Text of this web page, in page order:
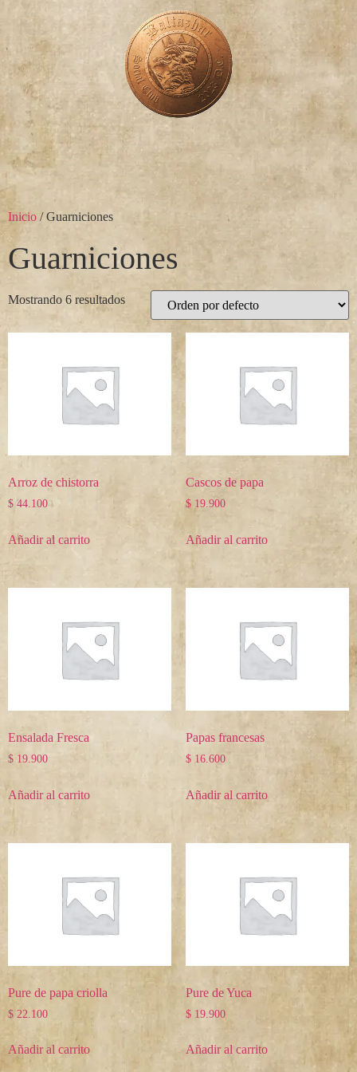
Inicio / Guarniciones
Guarniciones
Mostrando 6 resultados
Arroz de chistorra
$ 44.100
Añadir al carrito
Cascos de papa
$19.900
Añadir al carrito
Ensalada Fresca
$ 19.900
Añadir al carrito
Papas francesas
$16.600
Añadir al carrito
Pure de papa criolla
$ 22.100
Añadir al carrito
Pure de Yuca
$19.900
Añadir al carrito